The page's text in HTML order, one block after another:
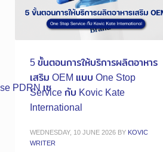
5 ขั้นตอนการให้บริการผลิตอาหาร
เสริม OEM แบบ One Stop
Service กับ Kovic Kate
International
WEDNESDAY, 10 JUNE 2026 BY KOVIC
WRITER
PDRN เซ